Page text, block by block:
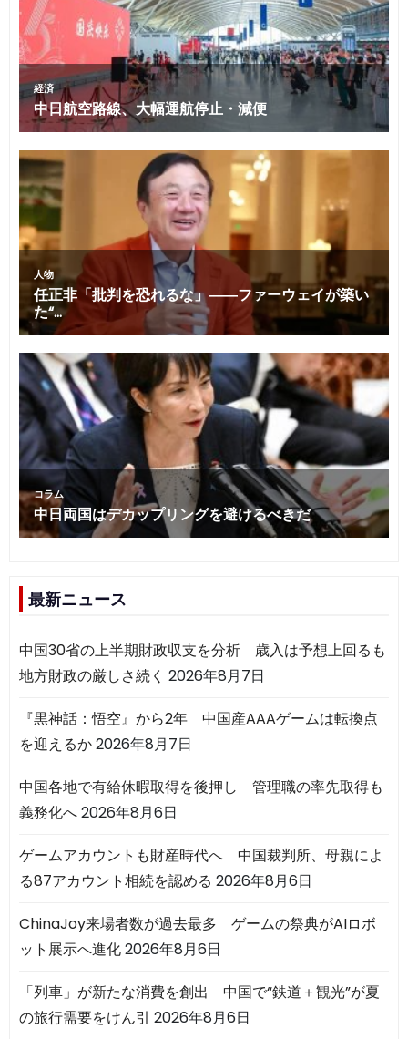
最新ニュース
中国30省の上半期財政収支を分析 歳入は予想上回るも
地方財政の厳しさ続く 2026年8月7日
『黒神話：悟空』から2年 中国産AAAゲームは転換点
を迎えるか2026年8月7日
中国各地で有給休暇取得を後押し 管理職の率先取得も
義務化へ2026年8月6日
ゲームアカウントも財産時代へ 中国裁判所、母親によ
る87アカウント相続を認める 2026年8月6日
ChinaJoy来場者数が過去最多 ゲームの祭典がAIロボ
ット展示へ進化2026年8月6日
「列車」が新たな消費を創出 中国で“鉄道＋観光”が夏
の旅行需要をけん引 2026年8月6日